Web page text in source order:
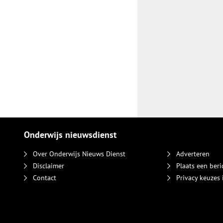
Onderwijs nieuwsdienst
Over Onderwijs Nieuws Dienst
Disclaimer
Contact
Adverteren
Plaats een
Privacy